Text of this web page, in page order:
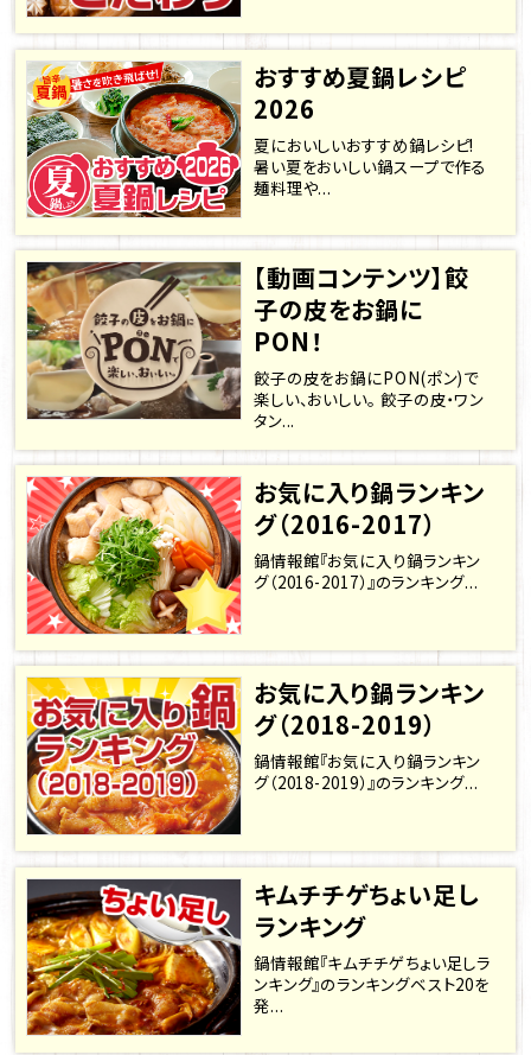
おすすめ夏鍋レシピ
2026
夏においしいおすすめ鍋レシピ!
暑い夏をおいしい鍋スープで作る
麺料理や...
【動画コンテンツ】餃
子の皮をお鍋に
PON！
餃子の皮をお鍋にPON(ポン)で
楽しい、おいしい。 餃子の皮・ワン
タン...
お気に入り鍋ランキン
グ（2016-2017）
鍋情報館『お気に入り鍋ランキン
グ（2016-2017）』のランキング...
お気に入り鍋ランキン
グ（2018-2019）
鍋情報館『お気に入り鍋ランキン
グ（2018-2019）』のランキング...
キムチチゲちょい足し
ランキング
鍋情報館『キムチチゲちょい足しラ
ンキング』のランキングベスト20を
発...